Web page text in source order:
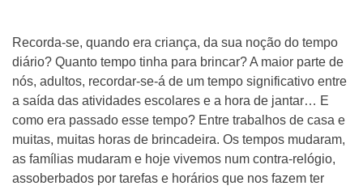
Recorda-se, quando era criança, da sua noção do tempo
diário? Quanto tempo tinha para brincar? A maior parte de
nós, adultos, recordar-se-á de um tempo significativo entre
a saída das atividades escolares e a hora de jantar… E
como era passado esse tempo? Entre trabalhos de casa e
muitas, muitas horas de brincadeira. Os tempos mudaram,
as famílias mudaram e hoje vivemos num contra-relógio,
assoberbados por tarefas e horários que nos fazem ter